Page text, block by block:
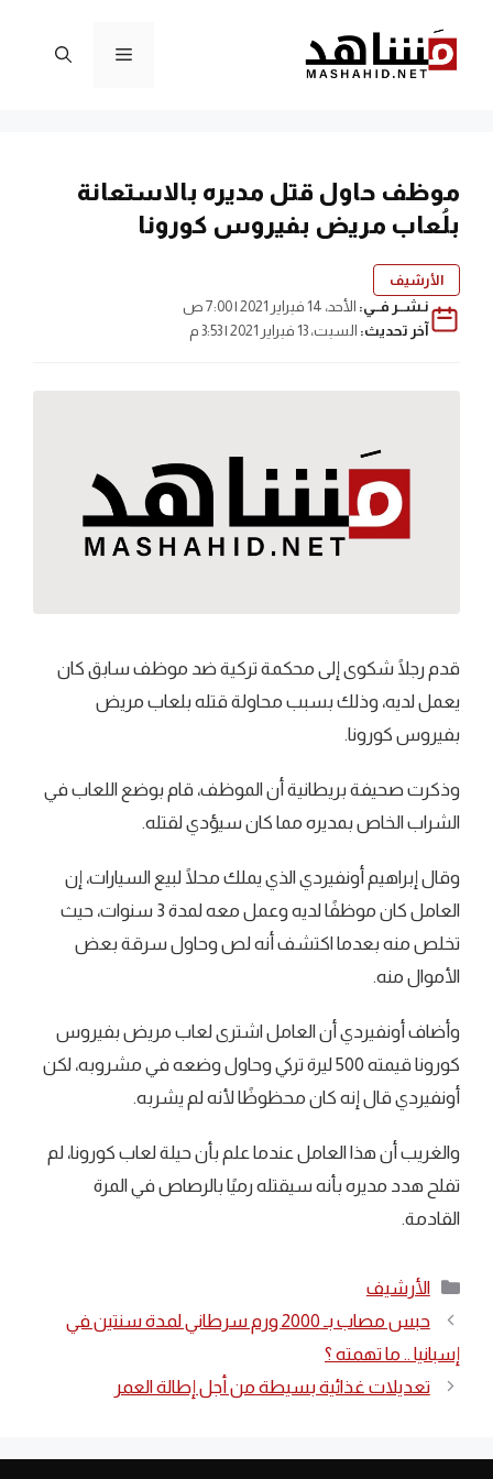
المحتوى
القائمة
موظف حاول قتل مديره بالاستعانة
بلُعاب مريض بفيروس كورونا
الأرشيف
نـشــر فــي: الأحد، 14 فبراير 2021 | 7:00 ص
آخر تحديث: السبت، 13 فبراير 2021 | 3:53 م
قدم رجلًا شكوى إلى محكمة تركية ضد موظف سابق كان
يعمل لديه، وذلك بسبب محاولة قتله بلعاب مريض
بفيروس كورونا.
وذكرت صحيفة بريطانية أن الموظف، قام بوضع اللعاب في
الشراب الخاص بمديره مما كان سيؤدي لقتله.
وقال إبراهيم أونفيردي الذي يملك محلًا لبيع السيارات، إن
العامل كان موظفًا لديه وعمل معه لمدة 3 سنوات، حيث
تخلص منه بعدما اكتشف أنه لص وحاول سرقة بعض
الأموال منه.
وأضاف أونفيردي أن العامل اشترى لعاب مريض بفيروس
كورونا قيمته 500 ليرة تركي وحاول وضعه في مشروبه، لكن
أونفيردي قال إنه كان محظوظًا لأنه لم يشربه.
والغريب أن هذا العامل عندما علم بأن حيلة لعاب كورونا، لم
تفلح هدد مديره بأنه سيقتله رميًا بالرصاص في المرة
القادمة.
التصنيفات
الأرشيف
حبس مصاب بـ 2000 ورم سرطاني لمدة سنتين في
إسبانيا .. ما تهمته ؟
تعديلات غذائية بسيطة من أجل إطالة العمر